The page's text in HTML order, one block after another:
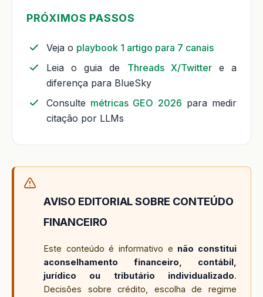
PRÓXIMOS PASSOS
Veja o playbook 1 artigo para 7 canais
Leia o guia de Threads X/Twittere a
diferença para BlueSky
Consulte métricas GEO 2026 para medir
citação por LLMs
AVISO EDITORIAL SOBRE CONTEÚDO
FINANCEIRO
Este conteúdo é informativo e não constitui
aconselhamento financeiro, contábil,
jurídico ou tributário individualizado.
Decisões sobre crédito, escolha de regime